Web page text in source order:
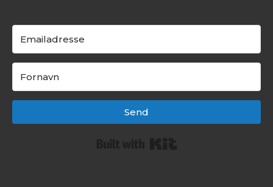
Send